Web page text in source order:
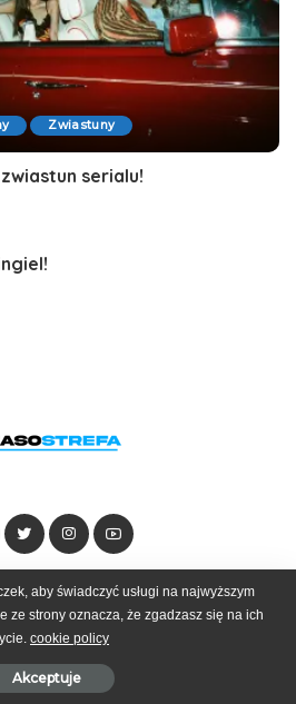
Zwiastuny
serialu!
Kontakt Reklama
by Goobrand
aby świadczyć usługi na najwyższym
ze strony oznacza, że zgadzasz się na ich
cookie policy
Akceptuje